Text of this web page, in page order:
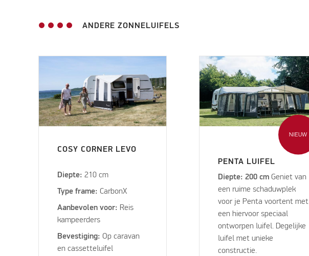
ANDERE ZONNELUIFELS
COSY CORNER LEVO
Diepte: 210 cm
Type frame: CarbonX
Aanbevolen voor: Reis
kampeerders
Bevestiging: Op caravan
en cassetteluifel
NIEUW
PENTA LUIFEL
Diepte: 200 cmGeniet van
een ruime schaduwplek
voor je Penta voortent met
een hiervoor speciaal
ontworpen luifel. Degelijke
luifel met unieke
constructie.